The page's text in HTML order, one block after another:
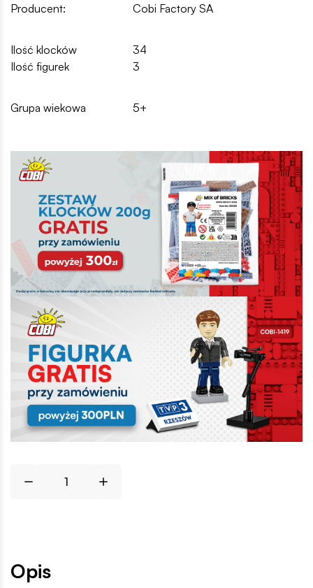
Producent:
Cobi Factory SA
Ilość klocków
34
Ilość figurek
3
Grupa wiekowa 5+
Opis